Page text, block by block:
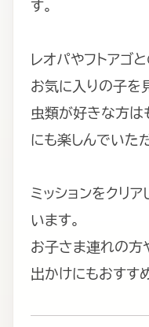
す。
レオパやフトアゴ
お気に入りの子を
虫類が好きな方は
にも楽しんでいた
ミッションをクリ
います。
お子さま連れの方
出かけにもおすす